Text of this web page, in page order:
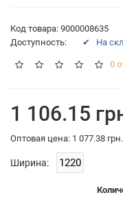
Код товара: 9000008635
Доступность:
✔ На
0
1 106.15
Оптовая цена: 1 077.38
Ширина: